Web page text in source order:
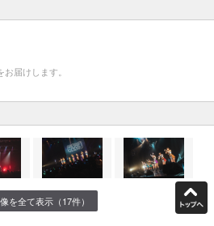
届けします。
を全て表示（17件）